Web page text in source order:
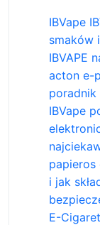
IBVape
smaków
IBVAPE
acton e-
IBVape
papieros
i jak
E-